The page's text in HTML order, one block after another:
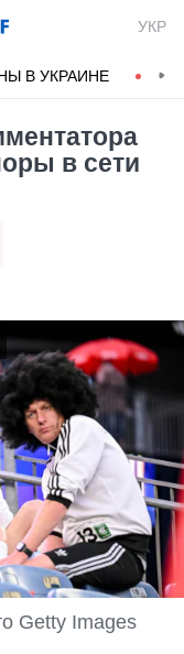
УКР
В УКРАИНЕ
в сети
Getty Images